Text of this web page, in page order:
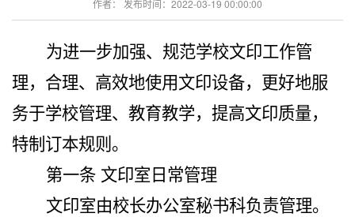
作者： 发布时间：2022-03-19 00:00:00
为进一步加强、规范学校文印工作管
理，合理、高效地使用文印设备，更好地服
务于学校管理、教育教学，提高文印质量，
特制订本规则。
第一条 文印室日常管理
文印室由校长办公室秘书科负责管理。